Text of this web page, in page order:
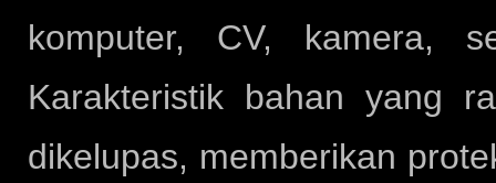
komputer, CV, kamera,
Karakteristik bahan yang
dikelupas, memberikan